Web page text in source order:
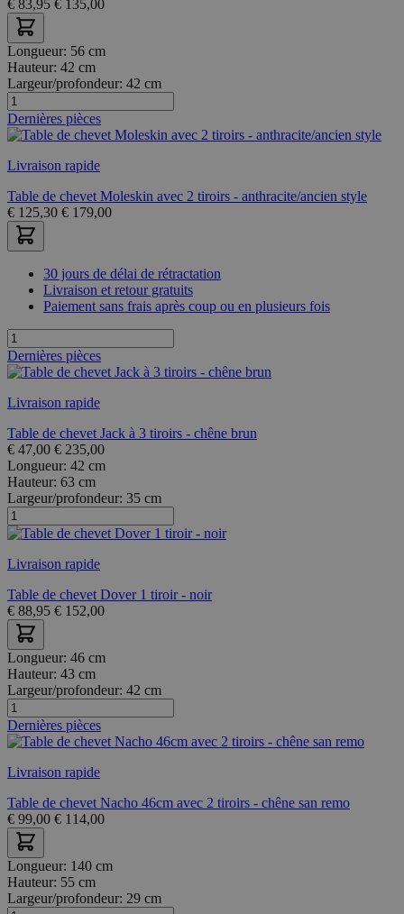
€ 83,95 € 135,00
Longueur: 56 cm
Hauteur: 42 cm
Largeur/profondeur: 42 cm
Dernières pièces
Livraison rapide
Table de chevet Moleskin avec 2 tiroirs - anthracite/ancien style
€ 125,30 € 179,00
30 jours de délai de rétractation
Livraison et retour gratuits
Paiement sans frais après coup ou en plusieurs fois
Dernières pièces
Livraison rapide
Table de chevet Jack à 3 tiroirs - chêne brun
€ 47,00 € 235,00
Longueur: 42 cm
Hauteur: 63 cm
Largeur/profondeur: 35 cm
Livraison rapide
Table de chevet Dover 1 tiroir - noir
€ 88,95 € 152,00
Longueur: 46 cm
Hauteur: 43 cm
Largeur/profondeur: 42 cm
Dernières pièces
Livraison rapide
Table de chevet Nacho 46cm avec 2 tiroirs - chêne san remo
€ 99,00 € 114,00
Longueur: 140 cm
Hauteur: 55 cm
Largeur/profondeur: 29 cm